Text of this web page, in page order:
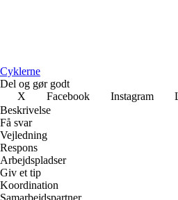
Cyklerne
Del og gør godt
X
Facebook Instagram
Beskrivelse
Få svar
Vejledning
Respons
Arbejdspladser
Giv et tip
Koordination